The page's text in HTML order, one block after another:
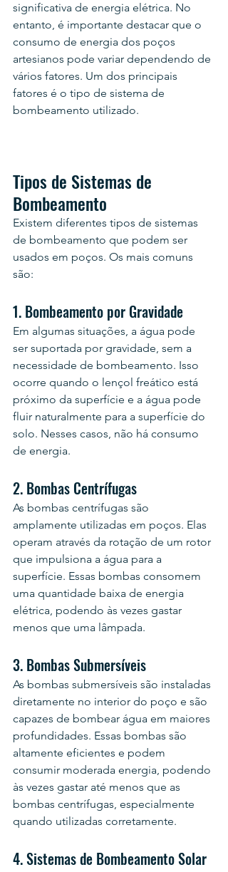
significativa de energia elétrica. No
entanto, é importante destacar que o
consumo de energia dos poços
artesianos pode variar dependendo de
vários fatores. Um dos principais
fatores é o tipo de sistema de
bombeamento utilizado.
Tipos de Sistemas de
Bombeamento
Existem diferentes tipos de sistemas
de bombeamento que podem ser
usados ​​em poços. Os mais comuns
são:
1. Bombeamento por Gravidade
Em algumas situações, a água pode
ser suportada por gravidade, sem a
necessidade de bombeamento. Isso
ocorre quando o lençol freático está
próximo da superfície e a água pode
fluir naturalmente para a superfície do
solo. Nesses casos, não há consumo
de energia.
2. Bombas Centrífugas
As bombas centrífugas são
amplamente utilizadas em poços. Elas
operam através da rotação de um rotor
que impulsiona a água para a
superfície. Essas bombas consomem
uma quantidade baixa de energia
elétrica, podendo às vezes gastar
menos que uma lâmpada.
3. Bombas Submersíveis
As bombas submersíveis são instaladas
diretamente no interior do poço e são
capazes de bombear água em maiores
profundidades. Essas bombas são
altamente eficientes e podem
consumir moderada energia, podendo
às vezes gastar até menos que as
bombas centrífugas, especialmente
quando utilizadas corretamente.
4. Sistemas de Bombeamento Solar